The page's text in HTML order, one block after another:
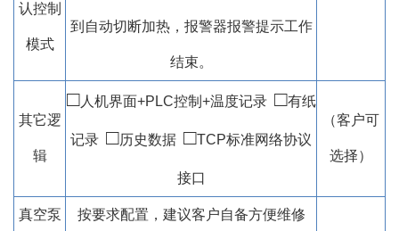
认控制
模式
到自动切断加热，报警器报警提示工作
结束。
其它逻
辑
□ 人机界面+PLC控制+温度记录 □有纸
记录 □历史数据 □TCP标准网络协议
接口
（客户可
选择）
真空泵 按要求配置，建议客户自备方便维修